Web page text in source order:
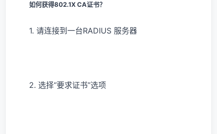
如何获得802.1X CA证书？
1. 请连接到一台RADIUS 服务器
2. 选择“要求证书”选项